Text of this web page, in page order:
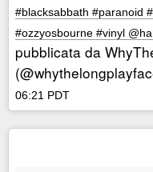
#blacksabbath #paranoid
#ozzyosbourne #vinyl
pubblicata da
06:21 PDT